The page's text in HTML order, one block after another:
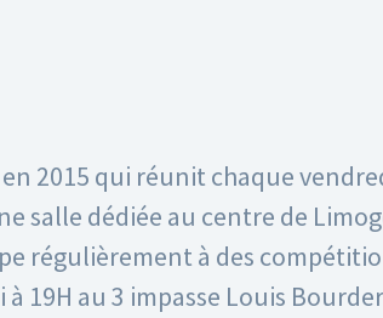
2015 qui réunit chaque
salle dédiée au centre de
régulièrement à des
au 3 impasse Louis